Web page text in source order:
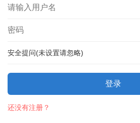
安全提问(未设置请忽略)
登录
还没有注册？